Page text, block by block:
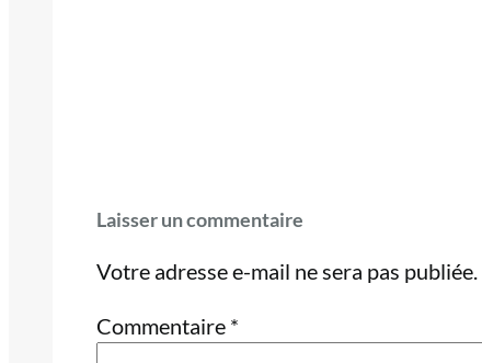
Laisser un commentaire
Votre adresse e-mail ne sera pas publiée.
Commentaire *